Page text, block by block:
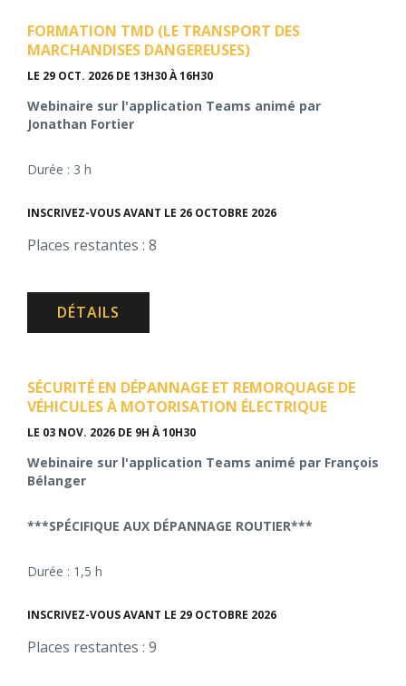
FORMATION TMD (LE TRANSPORT DES
MARCHANDISES DANGEREUSES)
LE 29 OCT. 2026 DE 13H30 À 16H30
Webinaire sur l'application Teams animé par
Jonathan Fortier
Durée : 3 h
INSCRIVEZ-VOUS AVANT LE 26 OCTOBRE 2026
Places restantes : 8
DÉTAILS
SÉCURITÉ EN DÉPANNAGE ET REMORQUAGE DE
VÉHICULES À MOTORISATION ÉLECTRIQUE
LE 03 NOV. 2026 DE 9H À 10H30
Webinaire sur l'application Teams animé par François
Bélanger
***SPÉCIFIQUE AUX DÉPANNAGE ROUTIER***
Durée : 1,5 h
INSCRIVEZ-VOUS AVANT LE 29 OCTOBRE 2026
Places restantes : 9